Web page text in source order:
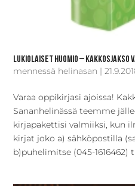
Lukiolaiset huomio – kakkosjakso
mennessä helinasan |
Varaa oppikirjasi ajoissa!
Sananhelinässä teemme
kirjapakettisi valmiiksi, kun
kirjat joko a) sähköpostilla
b)puhelimitse (045-1616462)